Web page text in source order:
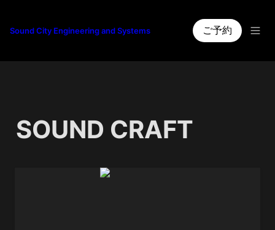
Sound City Engineering and Systems ご予約
SOUND CRAFT
Si Performer2